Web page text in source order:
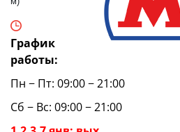
График
работы:
Пн − Пт: 09:00 − 21:00
Сб − Вс: 09:00 − 21:00